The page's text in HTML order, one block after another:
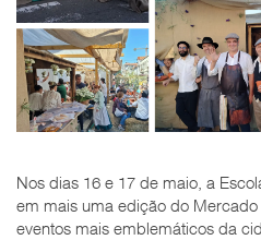
Nos dias 16 e 17 de maio, a
em mais uma edição do
eventos mais emblemáticos da